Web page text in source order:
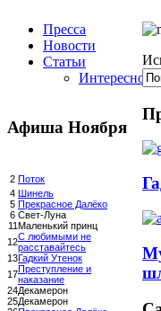
Пресса
Новости
Статьи
Интересное
Афиша Ноября
2 Поток
4 Шинель
5 Прекрасное Далёко
6 Свет-Луна
11Маленький принц
12С любимыми не
расставайтесь
13Гадкий Утенок
17Преступление и
наказание
24Декамерон
25Декамерон